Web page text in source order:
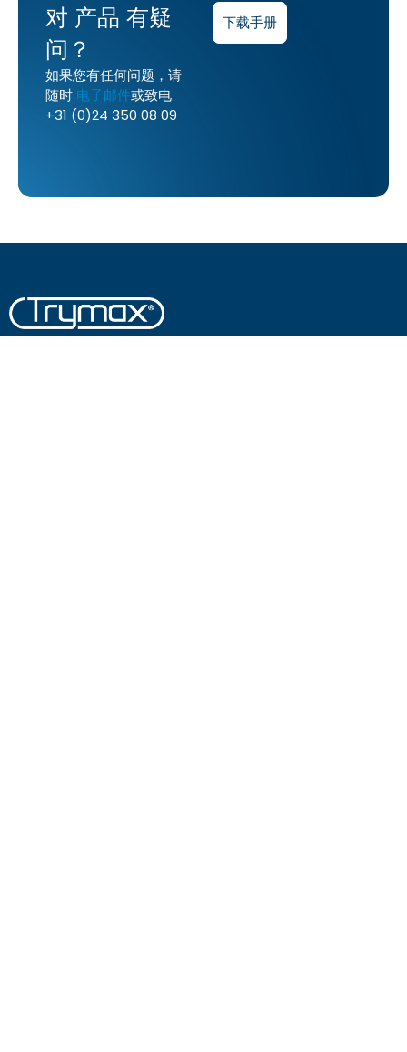
对 产品 有疑
问？
如果您有任何问题，请
随时 电子邮件或致电
+31 (0)24 350 08 09
下载手册